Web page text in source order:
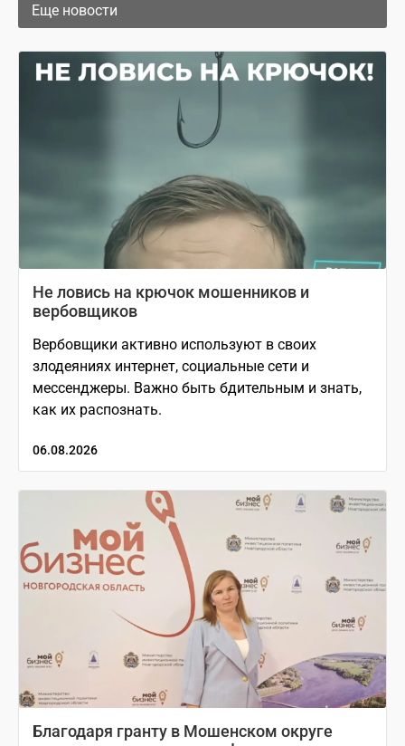
Еще новости
Не ловись на крючок мошенников и
вербовщиков
Вербовщики активно используют в своих
злодеяниях интернет, социальные сети и
мессенджеры. Важно быть бдительным и знать,
как их распознать.
06.08.2026
Благодаря гранту в Мошенском округе